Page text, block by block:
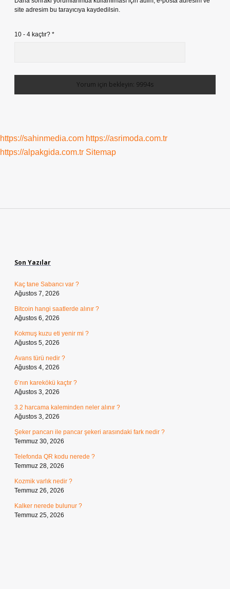
site adresim bu tarayıcıya kaydedilsin.
10 - 4 kaçtır? *
https://sahinmedia.com https://asrimoda.com.tr
https://alpakgida.com.tr Sitemap
Son Yazılar
Kaç tane Sabancı var ?
Ağustos 7, 2026
Bitcoin hangi saatlerde alınır ?
Ağustos 6, 2026
Kokmuş kuzu eti yenir mi ?
Ağustos 5, 2026
Avans türü nedir ?
Ağustos 4, 2026
6’nın karekökü kaçtır ?
Ağustos 3, 2026
3.2 harcama kaleminden neler alınır ?
Ağustos 3, 2026
Şeker pancarı ile pancar şekeri arasındaki fark nedir ?
Temmuz 30, 2026
Telefonda QR kodu nerede ?
Temmuz 28, 2026
Kozmik varlık nedir ?
Temmuz 26, 2026
Kalker nerede bulunur ?
Temmuz 25, 2026